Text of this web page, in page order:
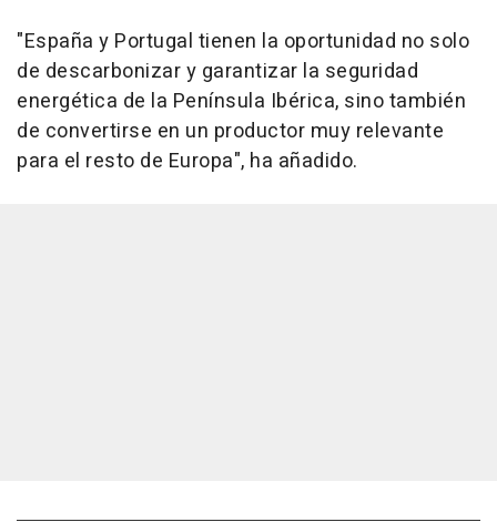
"España y Portugal tienen la oportunidad no solo
de descarbonizar y garantizar la seguridad
energética de la Península Ibérica, sino también
de convertirse en un productor muy relevante
para el resto de Europa", ha añadido.